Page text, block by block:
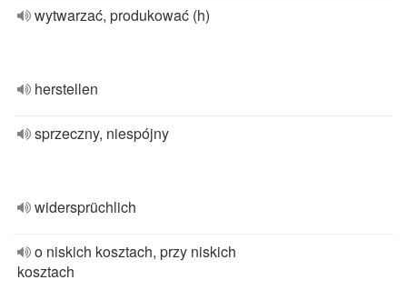
wytwarzać, produkować (h)
herstellen
sprzeczny, niespójny
widersprüchlich
o niskich kosztach, przy niskich
kosztach